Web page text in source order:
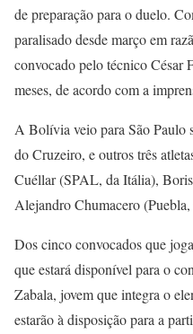
de preparação para o duelo.
paralisado desde março em
convocado pelo técnico César
meses, de acordo com a
A Bolívia veio para São Paulo
do Cruzeiro, e outros três
Cuéllar (SPAL, da Itália),
Alejandro Chumacero
Dos cinco convocados que
que estará disponível para o
Zabala, jovem que integra o
estarão à disposição para a